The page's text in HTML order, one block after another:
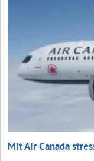
Mit Air Canada